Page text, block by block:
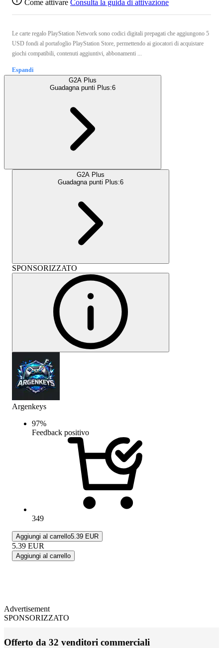
Come attivare Consulta la guida di attivazione
Le carte regalo PlayStation Network sono codici digitali prepagati che aggiungono 5
USD fondi al portafoglio PlayStation Store, permettendo ai giocatori di acquistare
giochi compatibili, contenuti aggiuntivi, abbonamenti ...
Espandi
G2A Plus
Guadagna punti Plus:6
G2A Plus
Guadagna punti Plus:6
SPONSORIZZATO
Argenkeys
97%
Feedback positivo
349
Aggiungi al carrello5.39 EUR
5.39 EUR
Aggiungi al carrello
Advertisement
SPONSORIZZATO
Offerto da 32 venditori commerciali